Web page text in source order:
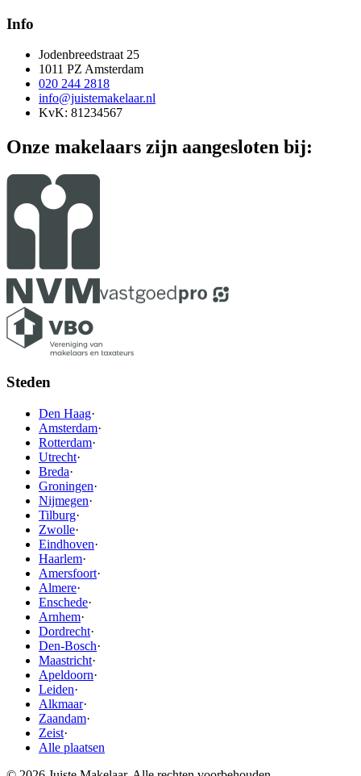
Info
Jodenbreedstraat 25
1011 PZ Amsterdam
020 244 2818
info@juistemakelaar.nl
KvK: 81234567
Onze makelaars zijn aangesloten bij:
Steden
Den Haag·
Amsterdam·
Rotterdam·
Utrecht·
Breda·
Groningen·
Nijmegen·
Tilburg·
Zwolle·
Eindhoven·
Haarlem·
Amersfoort·
Almere·
Enschede·
Arnhem·
Dordrecht·
Den-Bosch·
Maastricht·
Apeldoorn·
Leiden·
Alkmaar·
Zaandam·
Zeist·
Alle plaatsen